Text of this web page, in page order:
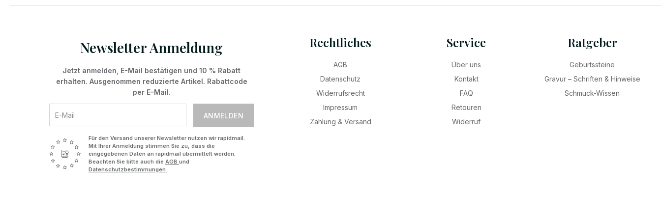
Newsletter Anmeldung
Jetzt anmelden, E-Mail bestätigen und 10 % Rabatt
erhalten. Ausgenommen reduzierte Artikel. Rabattcode
per E-Mail.
ANMELDEN
Für den Versand unserer Newsletter nutzen wir rapidmail.
Mit Ihrer Anmeldung stimmen Sie zu, dass die
eingegebenen Daten an rapidmail übermittelt werden.
Beachten Sie bitte auch die AGB und
Datenschutzbestimmungen .
Rechtliches
AGB
Datenschutz
Widerrufsrecht
Impressum
Zahlung & Versand
Service
Über uns
Kontakt
FAQ
Retouren
Widerruf
Ratgeber
Geburtssteine
Gravur – Schriften & Hinweise
Schmuck-Wissen